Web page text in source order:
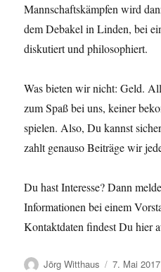
Mannschaftskämpfen wird
dem Debakel in Linden, bei
diskutiert und philosophiert.
Was bieten wir nicht: Geld.
zum Spaß bei uns, keiner
spielen. Also, Du kannst
zahlt genauso Beiträge wir
Du hast Interesse? Dann
Informationen bei einem
Kontaktdaten findest Du hier
Autor
Jörg Witthaus
Veröffentlicht
7. Mai 2017